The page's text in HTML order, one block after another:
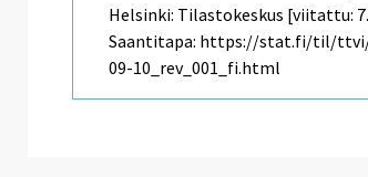
Helsinki: Tilastokeskus [viitattu:
Saantitapa: https://stat.fi/til/ttvi/
09-10_rev_001_fi.html